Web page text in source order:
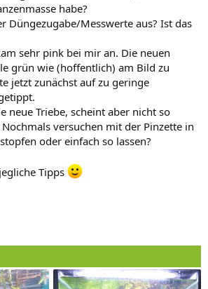
habe?
Düngezugabe/Messwerte aus? Ist das
sehr pink bei mir an. Die neuen
grün wie (hoffentlich) am Bild zu
jetzt zunächst auf zu geringe
neue Triebe, scheint aber nicht so
versuchen mit der Pinzette in
oder einfach so lassen?
Tipps